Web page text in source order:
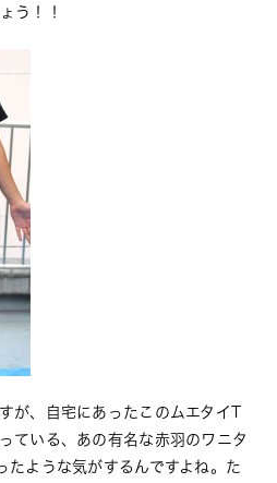
う！！
が、自宅にあったこのムエタイT
ている、あの有名な赤羽のワニタ
たような気がするんですよね。た